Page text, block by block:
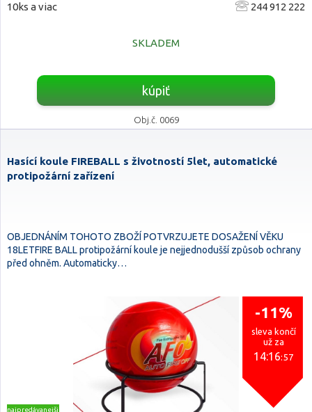
10ks a viac
244 912 222
SKLADEM
kúpiť
Obj.č. 0069
Hasící koule FIREBALL s životností 5let, automatické
protipožární zařízení
OBJEDNÁNÍM TOHOTO ZBOŽÍ POTVRZUJETE DOSAŽENÍ VĚKU
18LETFIRE BALL protipožární koule je nejjednodušší způsob ochrany
před ohněm. Automaticky…
-11%
sleva končí
už za
14:16:56
najpredávanejšie